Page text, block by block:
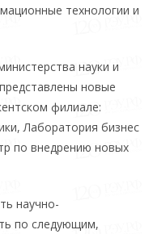
технологии и
науки и
новые
филиале:
Лаборатория бизнес
по внедрению новых
научно-
по следующим,